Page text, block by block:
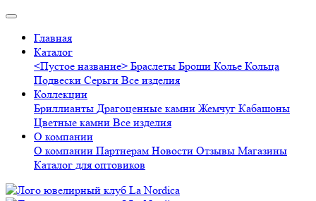
Главная
Каталог
<Пустое название> Браслеты Броши Колье Кольца
Подвески Серьги Все изделия
Коллекции
Бриллианты Драгоценные камни Жемчуг Кабашоны
Цветные камни Все изделия
О компании
О компании Партнерам Новости Отзывы Магазины
Каталог для оптовиков